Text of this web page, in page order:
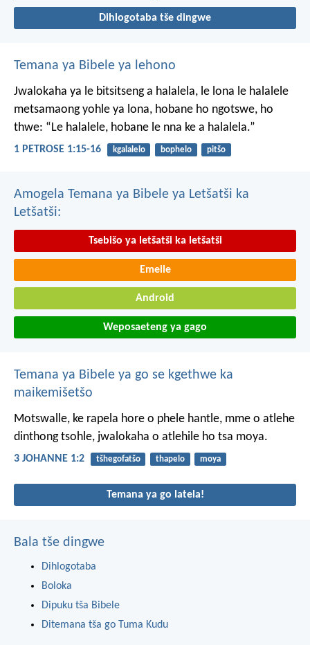
Dihlogotaba tše dingwe
Temana ya Bibele ya lehono
Jwalokaha ya le bitsitseng a halalela, le lona le halalele
metsamaong yohle ya lona, hobane ho ngotswe, ho
thwe: “Le halalele, hobane le nna ke a halalela.”
1 PETROSE 1:15-16 kgalalelo bophelo pitšo
Amogela Temana ya Bibele ya Letšatši ka
Letšatši:
Tsebišo ya letšatši ka letšatši
Emeile
Android
Weposaeteng ya gago
Temana ya Bibele ya go se kgethwe ka
maikemišetšo
Motswalle, ke rapela hore o phele hantle, mme o atlehe
dinthong tsohle, jwalokaha o atlehile ho tsa moya.
3 JOHANNE 1:2 tšhegofatšo thapelo moya
Temana ya go latela!
Bala tše dingwe
Dihlogotaba
Boloka
Dipuku tša Bibele
Ditemana tša go Tuma Kudu